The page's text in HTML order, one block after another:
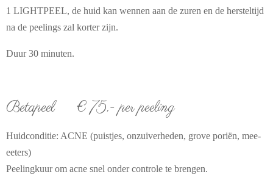
1 LIGHTPEEL, de huid kan wennen aan de zuren en de hersteltijd
na de peelings zal korter zijn.
Duur 30 minuten.
Betapeel € 75,- per peeling
Huidconditie: ACNE (puistjes, onzuiverheden, grove poriën, mee-
eeters)
Peelingkuur om acne snel onder controle te brengen.